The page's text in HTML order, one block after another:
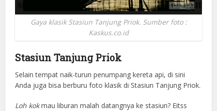
Gaya klasik Stasiun Tanjung Priok. Sumber foto :
Kaskus.co.id
Stasiun Tanjung Priok
Selain tempat naik-turun penumpang kereta api, di sini
Anda juga bisa berburu foto klasik di Stasiun Tanjung Priok.
Loh kokmau liburan malah datangnya ke stasiun? Eitss